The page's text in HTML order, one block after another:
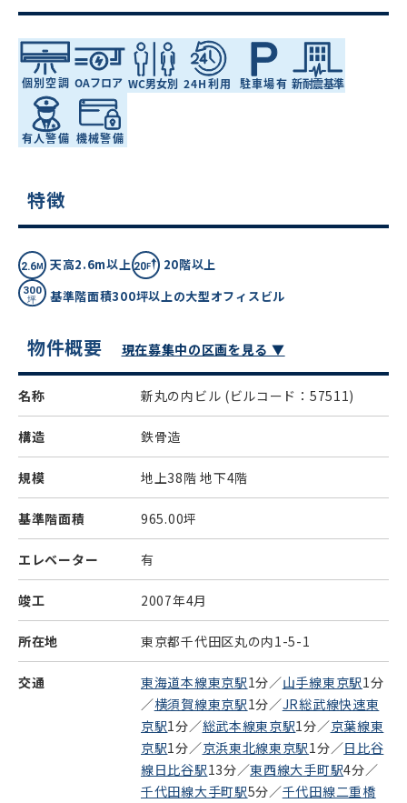
特徴
天高2.6m以上
20階以上
基準階面積300坪以上の大型オフィスビル
物件概要 現在募集中の区画を見る ▼
名称 新丸の内ビル (ビルコード：57511)
構造 鉄骨造
規模 地上38階 地下4階
基準階面積 965.00坪
エレベーター 有
竣工 2007年4月
所在地 東京都千代田区丸の内1-5-1
交通 東海道本線東京駅1分／山手線東京駅1分
／横須賀線東京駅1分／JR総武線快速東
京駅1分／総武本線東京駅1分／京葉線東
京駅1分／京浜東北線東京駅1分／日比谷
線日比谷駅13分／東西線大手町駅4分／
千代田線大手町駅5分／千代田線二重橋